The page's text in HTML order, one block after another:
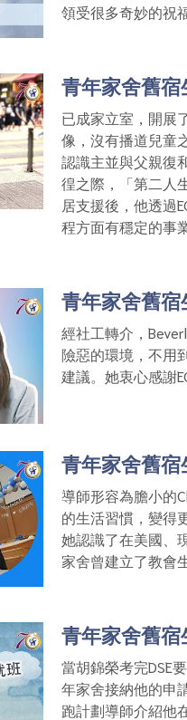
領受很多奇妙的祝福
青年家舍舊宿
已成家立室，開展
像，沒有播道兒童
認識主並與父親復
徨之際，「第二人
居支援後，他透過
程方面有穩定的事
青年家舍舊宿
經社工轉介，
險惡的環境，不用
建議。她衷心感謝
青年家舍舊宿
導師形容為膽小的
的生活習慣，變得
她認識了在美國、
家舍曾建立了教會
青年家舍舊宿
當胡錦榮考完DSE
年家舍接納他的申
跑計劃導師介紹他